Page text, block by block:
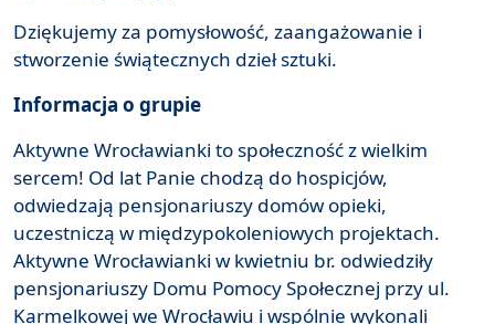
Dziękujemy za pomysłowość, zaangażowanie i
stworzenie świątecznych dzieł sztuki.
Informacja o grupie
Aktywne Wrocławianki to społeczność z wielkim
sercem! Od lat Panie chodzą do hospicjów,
odwiedzają pensjonariuszy domów opieki,
uczestniczą w międzypokoleniowych projektach.
Aktywne Wrocławianki w kwietniu br. odwiedziły
pensjonariuszy Domu Pomocy Społecznej przy ul.
Karmelkowej we Wrocławiu i wspólnie wykonali